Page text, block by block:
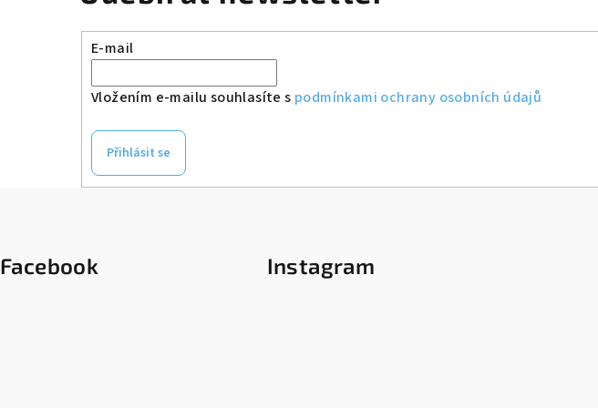
E-mail
Vložením e-mailu souhlasíte s podmínkami ochrany osobních údajů
Přihlásit se
Facebook Instagram